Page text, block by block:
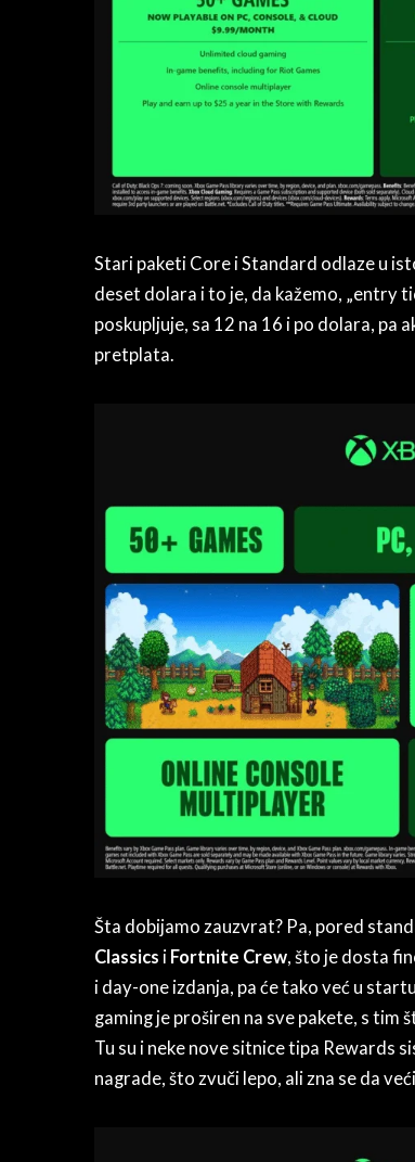
Stari paketi Core i Standard odlaze u
deset dolara i to je, da kažemo, „entry
poskupljuje, sa 12 na 16 i po dolara, pa
pretplata.
Šta dobijamo zauzvrat? Pa, pored
Classics i Fortnite Crew, što je dosta
i day-one izdanja, pa će tako već u
gaming je proširen na sve pakete, s
Tu su i neke nove sitnice tipa Rewards
nagrade, što zvuči lepo, ali zna se da